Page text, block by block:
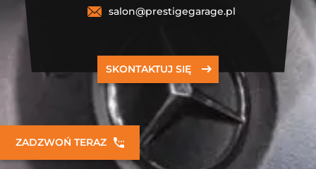
salon@prestigegarage.pl
SKONTAKTUJ SIĘ
ZADZWOŃ TERAZ